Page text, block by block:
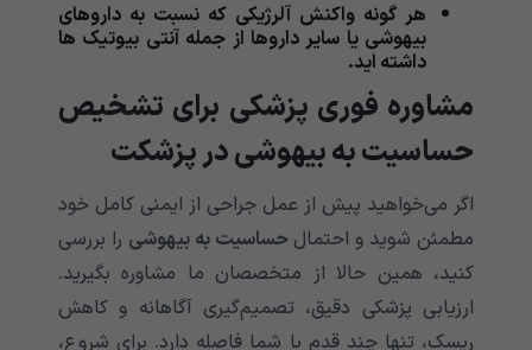
هر گونه واکنش آلرژیکی که نسبت به داروهای
بیهوشی یا سایر داروها از جمله آنتی بیوتیک ها
داشته اید.
مشاوره فوری پزشکی برای تشخیص
حساسیت به بیهوشی در پزشکت
اگر می‌خواهید پیش از عمل جراحی از ایمنی کامل خود
مطمئن شوید و احتمالحساسیت به بیهوشی را بررسی
کنید، همین حالا از متخصصان ما مشاوره بگیرید.
ارزیابی پزشکی دقیق، تصمیم‌گیری آگاهانه و کاهش
ریسک، تنها چند قدم با شما فاصله دارد. برای شروع،